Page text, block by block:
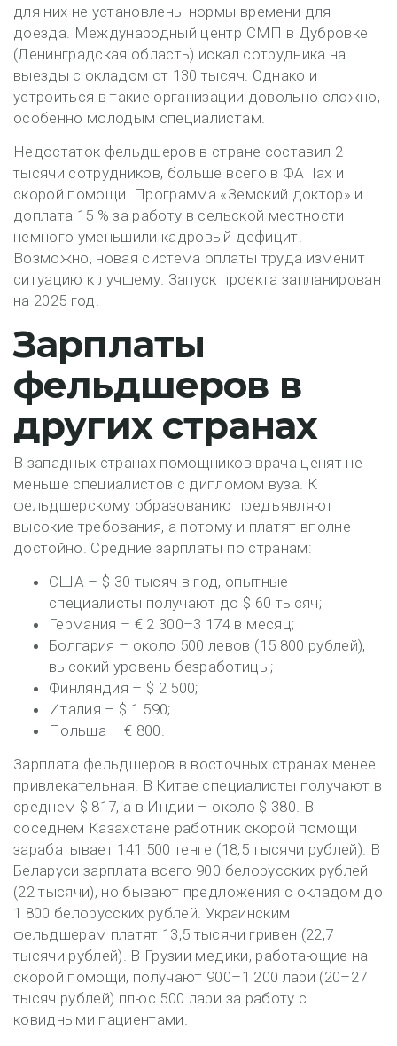
для них не установлены нормы времени для
доезда. Международный центр СМП в Дубровке
(Ленинградская область) искал сотрудника на
выезды с окладом от 130 тысяч. Однако и
устроиться в такие организации довольно сложно,
особенно молодым специалистам.
Недостаток фельдшеров в стране составил 2
тысячи сотрудников, больше всего в ФАПах и
скорой помощи. Программа «Земский доктор» и
доплата 15 % за работу в сельской местности
немного уменьшили кадровый дефицит.
Возможно, новая система оплаты труда изменит
ситуацию к лучшему. Запуск проекта запланирован
на 2025 год.
Зарплаты
фельдшеров в
других странах
В западных странах помощников врача ценят не
меньше специалистов с дипломом вуза. К
фельдшерскому образованию предъявляют
высокие требования, а потому и платят вполне
достойно. Средние зарплаты по странам:
США – $ 30 тысяч в год, опытные
специалисты получают до $ 60 тысяч;
Германия – € 2 300–3 174 в месяц;
Болгария – около 500 левов (15 800 рублей),
высокий уровень безработицы;
Финляндия – $ 2 500;
Италия – $ 1 590;
Польша – € 800.
Зарплата фельдшеров в восточных странах менее
привлекательная. В Китае специалисты получают в
среднем $ 817, а в Индии – около $ 380. В
соседнем Казахстане работник скорой помощи
зарабатывает 141 500 тенге (18,5 тысячи рублей). В
Беларуси зарплата всего 900 белорусских рублей
(22 тысячи), но бывают предложения с окладом до
1 800 белорусских рублей. Украинским
фельдшерам платят 13,5 тысячи гривен (22,7
тысячи рублей). В Грузии медики, работающие на
скорой помощи, получают 900–1 200 лари (20–27
тысяч рублей) плюс 500 лари за работу с
ковидными пациентами.